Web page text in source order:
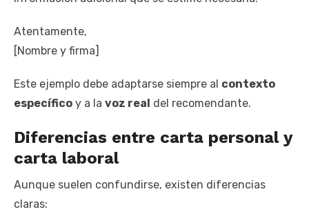
Atentamente,
[Nombre y firma]
Este ejemplo debe adaptarse siempre al contexto
específico y a la voz real del recomendante.
Diferencias entre carta personal y
carta laboral
Aunque suelen confundirse, existen diferencias
claras: